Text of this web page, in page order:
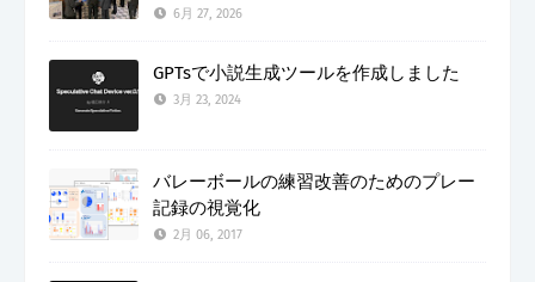
6月 27, 2026
GPTsで小説生成ツールを作成しました
3月 23, 2024
バレーボールの練習改善のためのプレー
記録の視覚化
2月 06, 2017